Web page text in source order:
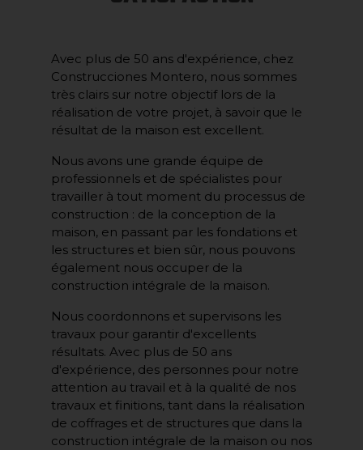
Avec plus de 50 ans d'expérience, chez
Construcciones Montero, nous sommes
très clairs sur notre objectif lors de la
réalisation de votre projet, à savoir que le
résultat de la maison est excellent.
Nous avons une grande équipe de
professionnels et de spécialistes pour
travailler à tout moment du processus de
construction : de la conception de la
maison, en passant par les fondations et
les structures et bien sûr, nous pouvons
également nous occuper de la
construction intégrale de la maison.
Nous coordonnons et supervisons les
travaux pour garantir d'excellents
résultats. Avec plus de 50 ans
d'expérience, des personnes pour notre
attention au travail et à la qualité de nos
travaux et finitions, tant dans la réalisation
de coffrages et de structures que dans la
construction intégrale de la maison ou nos